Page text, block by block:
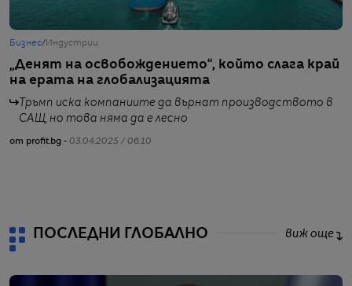
Бизнес/ Индустрии
„Денят на освобождението“, който слага край
на ерата на глобализацията
Тръмп иска компаниите да върнат производството в
САЩ, но това няма да е лесно
от profit.bg - 03.04.2025 / 06:10
ПОСЛЕДНИ ГЛОБАЛНО виж още